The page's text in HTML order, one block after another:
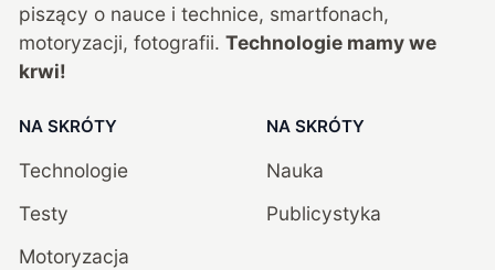
piszący o nauce i technice, smartfonach,
motoryzacji, fotografii. Technologie mamy we
krwi!
NA SKRÓTY
Technologie
Testy
Motoryzacja
NA SKRÓTY
Nauka
Publicystyka